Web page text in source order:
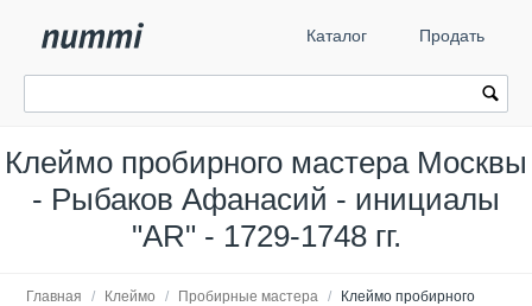
Каталог Продать
Клеймо пробирного мастера Москвы
- Рыбаков Афанасий - инициалы
"AR" - 1729-1748 гг.
Главная / Клеймо / Пробирные мастера /
Клеймо пробирного